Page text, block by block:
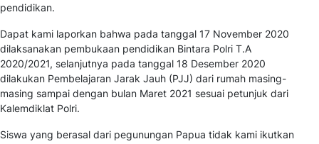
pendidikan.
Dapat kami laporkan bahwa pada tanggal 17 November 2020
dilaksanakan pembukaan pendidikan Bintara Polri T.A
2020/2021, selanjutnya pada tanggal 18 Desember 2020
dilakukan Pembelajaran Jarak Jauh (PJJ) dari rumah masing-
masing sampai dengan bulan Maret 2021 sesuai petunjuk dari
Kalemdiklat Polri.
Siswa yang berasal dari pegunungan Papua tidak kami ikutkan